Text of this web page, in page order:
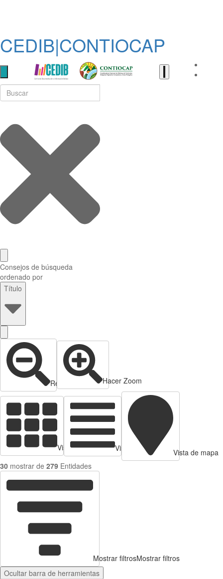
CEDIB|CONTIOCAP
Consejos de búsqueda
ordenado por
Título
Reducir zoom Hacer Zoom
Vista de tarjetas Vista de Tabla
Vista de mapa
30 mostrar de 279 Entidades
Mostrar filtrosMostrar filtros
Ocultar barra de herramientas